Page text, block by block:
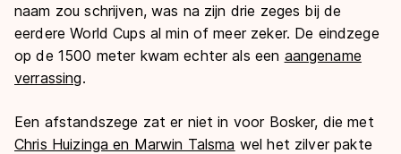
naam zou schrijven, was na zijn drie zeges bij de
eerdere World Cups al min of meer zeker. De eindzege
op de 1500 meter kwam echter als een aangename
verrassing.
Een afstandszege zat er niet in voor Bosker, die met
Chris Huizinga en Marwin Talsma wel het zilver pakte